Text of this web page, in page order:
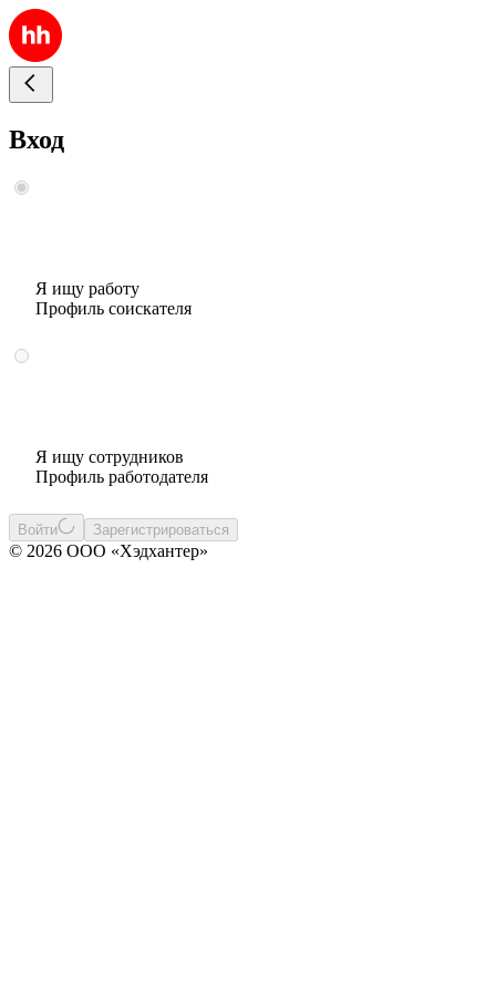
Вход
Я ищу работу
Профиль соискателя
Я ищу сотрудников
Профиль работодателя
Войти Зарегистрироваться
© 2026 ООО «Хэдхантер»